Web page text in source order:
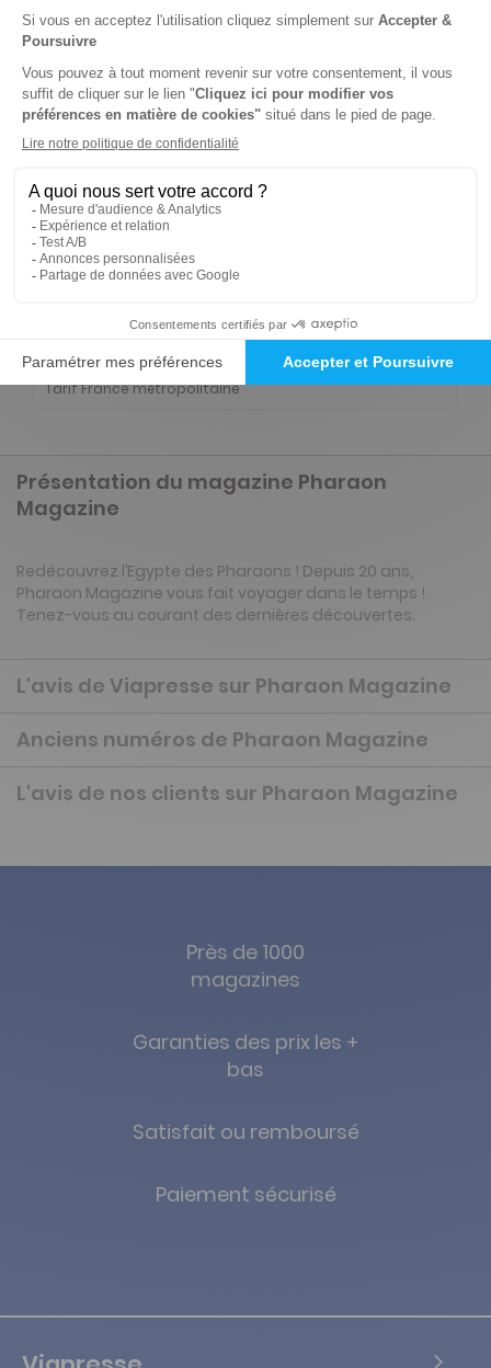
8 n° • Papier + Version digitale offerte
50€15 Tarif Kiosque :
Renouvellement à date d’anniversaire
Abonnement Durée libre
Papier + Version digitale offerte
50 Tarif Kiosque : 9€00
Prix par n° pendant 6 mois, puis 9 € par n°
Tarif France métropolitaine
Présentation du magazine Pharaon
Magazine
Redécouvrez l’Egypte des Pharaons ! Depuis 20 ans,
Pharaon Magazine vous fait voyager dans le temps !
Tenez-vous au courant des dernières découvertes.
L'avis de Viapresse sur Pharaon Magazine
Anciens numéros de Pharaon Magazine
L'avis de nos clients sur Pharaon Magazine
Près de 1000
magazines
Garanties des prix les +
bas
Satisfait ou remboursé
Paiement sécurisé